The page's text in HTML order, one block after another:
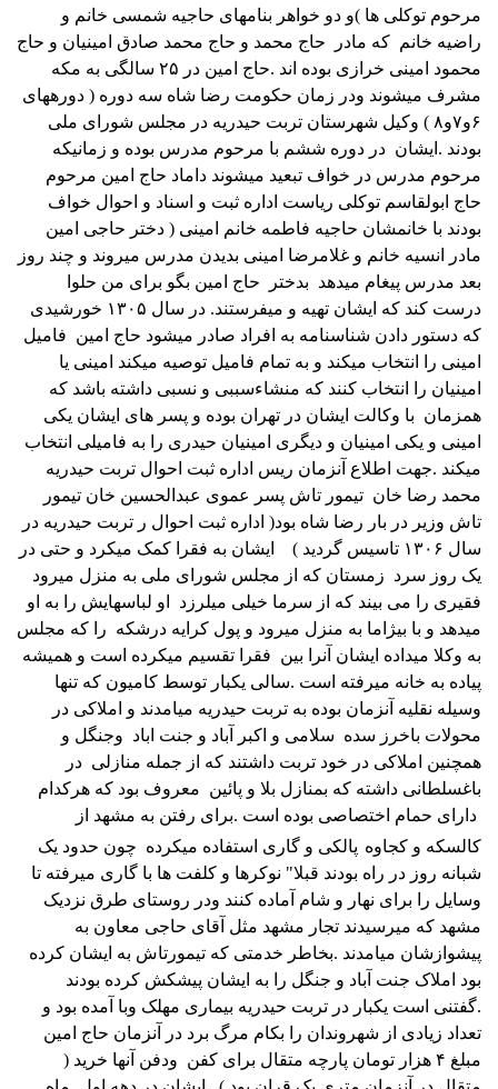
مرحوم توکلی ها )و دو خواهر بنامهای حاجیه شمسی خانم و
راضیه خانم که مادر حاج محمد و حاج محمد صادق امینیان و حاج
محمود امینی خرازی بوده اند .
حاج امین در ۲۵ سالگی به مکه
مشرف میشوند ودر زمان حکومت رضا شاه سه دوره ( دورههای
۶و۷و۸ ) وکیل شهرستان تربت حیدریه در مجلس شورای ملی
بودند .ایشان در دوره ششم با مرحوم مدرس بوده و زمانیکه
مرحوم مدرس در خواف تبعید میشوند داماد حاج امین مرحوم
حاج ابولقاسم توکلی ریاست اداره ثبت و اسناد و احوال خواف
بودند با خانمشان حاجیه فاطمه خانم امینی ( دختر حاجی امین
مادر انسیه خانم و غلامرضا امینی بدیدن مدرس میروند و چند روز
بعد مدرس پیغام میدهد بدختر
حاج امین بگو برای من حلوا
درست کند که ایشان تهیه و میفرستند.
در سال ۱۳۰۵ خورشیدی
که دستور دادن شناسنامه به افراد صادر میشود حاج امین فامیل
امینی را انتخاب میکند و به تمام فامیل توصیه میکند امینی یا
امینیان را انتخاب کنند که منشاءسببی و نسبی داشته باشد که
همزمان با وکالت ایشان در تهران بوده و پسر های ایشان یکی
امینی و یکی امینیان و دیگری امینیان حیدری را به فامیلی انتخاب
میکند .جهت اطلاع آنزمان ریس اداره ثبت احوال تربت حیدریه
محمد رضا خان تیمور تاش پسر عموی عبدالحسین خان تیمور
تاش وزیر در بار رضا شاه بود( اداره ثبت احوال ر تربت حیدریه در
سال ۱۳۰۶ تاسیس گردید )
ایشان به فقرا کمک میکرد و حتی در
یک روز سرد زمستان که از مجلس شورای ملی به منزل میرود
فقیری را می بیند که از سرما خیلی میلرزد
او لباسهایش را به او
میدهد و با بیژاما به منزل میرود و پول کرایه درشکه را که مجلس
به وکلا میداده ایشان آنرا بین فقرا تقسیم میکرده است و همیشه
پیاده به خانه میرفته است .سالی یکبار توسط کامیون که تنها
وسیله نقلیه آنزمان بوده به تربت حیدریه میامدند و املاکی در
محولات باخرز سده سلامی و اکبر آباد و جنت اباد وجنگل و
همچنین املاکی در خود تربت داشتند که از جمله منازلی در
باغسلطانی داشته که بمنازل بلا و پائین معروف بود که هرکدام
دارای حمام اختصاصی بوده است .برای رفتن به مشهد از
کالسکه و کجاوه پالکی و گاری استفاده میکرده چون حدود یک
شبانه روز در راه بودند قبلا" نوکرها و کلفت ها با گاری میرفته تا
وسایل را برای نهار و شام آماده کنند ودر روستای طرق نزدیک
مشهد که میرسیدند تجار مشهد مثل آقای حاجی معاون به
پیشوازشان میامدند .بخاطر خدمتی که تیمورتاش به ایشان کرده
بود املاک جنت آباد و جنگل را به ایشان پیشکش کرده بودند
.گفتنی است یکبار در تربت حیدریه بیماری مهلک وبا آمده بود و
تعداد زیادی از شهروندان را بکام مرگ برد در آنزمان حاج امین
مبلغ ۴ هزار تومان پارچه متقال برای کفن
ودفن آنها خرید (